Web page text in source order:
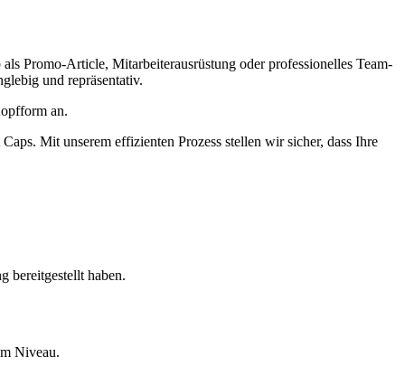
Promo-Article, Mitarbeiterausrüstung oder professionelles Team-
und repräsentativ.
an.
Mit unserem effizienten Prozess stellen wir sicher, dass Ihre
bereitgestellt haben.
Niveau.